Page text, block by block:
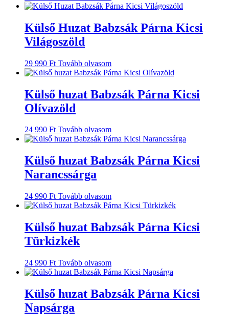
Külső Huzat Babzsák Párna Kicsi
Világoszöld
29 990 Ft Tovább olvasom
Külső huzat Babzsák Párna Kicsi
Olívazöld
24 990 Ft Tovább olvasom
Külső huzat Babzsák Párna Kicsi
Narancssárga
24 990 Ft Tovább olvasom
Külső huzat Babzsák Párna Kicsi
Türkizkék
24 990 Ft Tovább olvasom
Külső huzat Babzsák Párna Kicsi
Napsárga